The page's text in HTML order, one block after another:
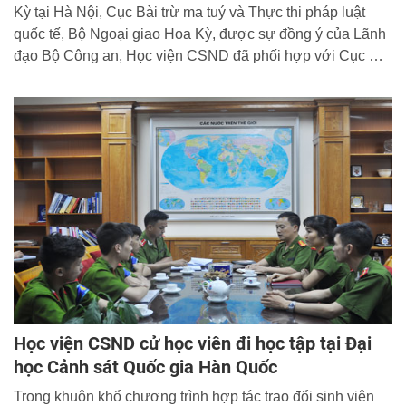
Kỳ tại Hà Nội, Cục Bài trừ ma tuý và Thực thi pháp luật
quốc tế, Bộ Ngoại giao Hoa Kỳ, được sự đồng ý của Lãnh
đạo Bộ Công an, Học viện CSND đã phối hợp với Cục Đối
“Chiến thuật lấy lời khai trong điều tra”.
Học viện CSND cử học viên đi học tập tại Đại
học Cảnh sát Quốc gia Hàn Quốc
Trong khuôn khổ chương trình hợp tác trao đổi sinh viên